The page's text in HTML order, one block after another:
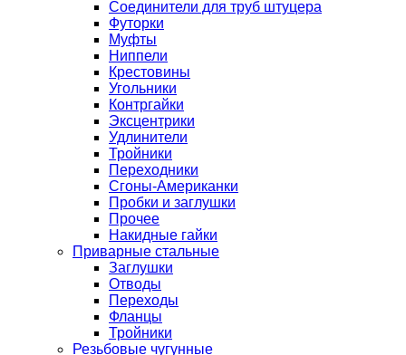
Соединители для труб штуцера
Футорки
Муфты
Ниппели
Крестовины
Угольники
Контргайки
Эксцентрики
Удлинители
Тройники
Переходники
Сгоны-Американки
Пробки и заглушки
Прочее
Накидные гайки
Приварные стальные
Заглушки
Отводы
Переходы
Фланцы
Тройники
Резьбовые чугунные